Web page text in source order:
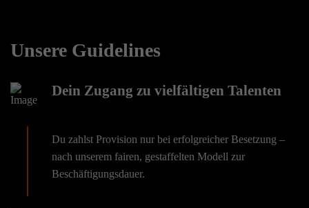
Unsere Guidelines
Dein Zugang zu vielfältigen Talenten
Du zahlst Provision nur bei erfolgreicher Besetzung –
nach unserem fairen, gestaffelten Modell zur
Beschäftigungsdauer.